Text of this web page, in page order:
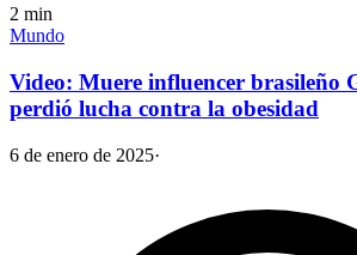
2 min
Mundo
Video: Muere influencer brasileño
perdió lucha contra la obesidad
6 de enero de 2025·